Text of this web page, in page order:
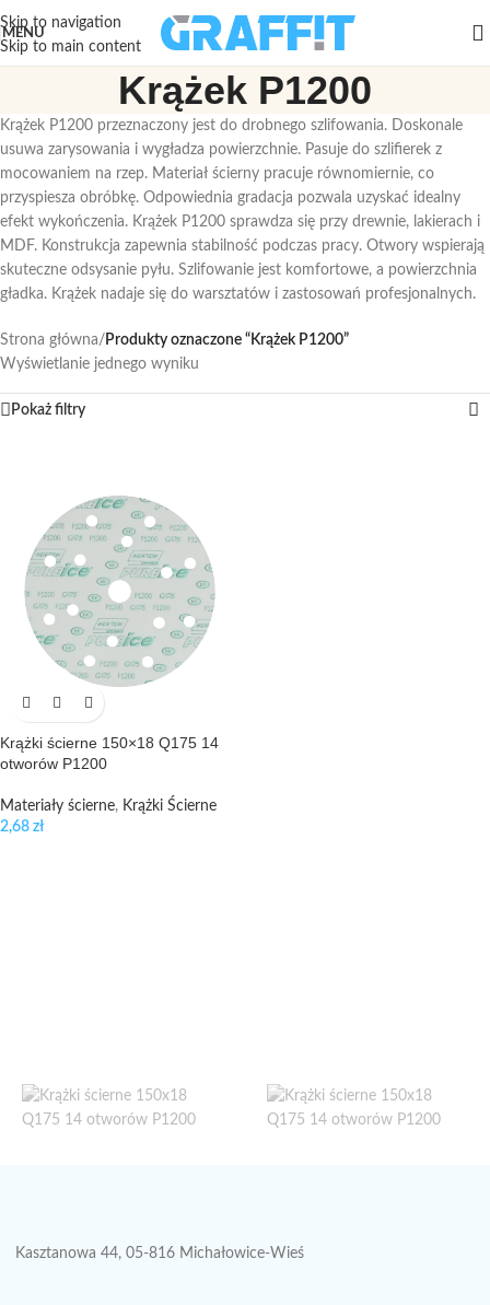
Skip to navigation
Skip to main content
MENU
Krążek P1200
Krążek P1200 przeznaczony jest do drobnego szlifowania. Doskonale
usuwa zarysowania i wygładza powierzchnie. Pasuje do szlifierek z
mocowaniem na rzep. Materiał ścierny pracuje równomiernie, co
przyspiesza obróbkę. Odpowiednia gradacja pozwala uzyskać idealny
efekt wykończenia. Krążek P1200 sprawdza się przy drewnie, lakierach i
MDF. Konstrukcja zapewnia stabilność podczas pracy. Otwory wspierają
skuteczne odsysanie pyłu. Szlifowanie jest komfortowe, a powierzchnia
gładka. Krążek nadaje się do warsztatów i zastosowań profesjonalnych.
Strona główna/ Produkty oznaczone “Krążek P1200”
Wyświetlanie jednego wyniku
Pokaż filtry
Krążki ścierne 150×18 Q175 14
otworów P1200
Materiały ścierne, Krążki Ścierne
2,68 zł
Kasztanowa 44, 05-816 Michałowice-Wieś